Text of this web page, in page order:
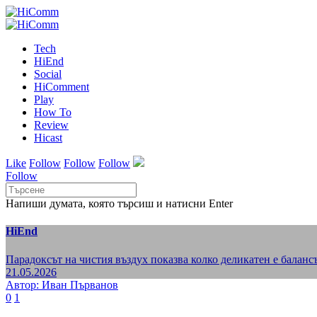
Tech
HiEnd
Social
HiComment
Play
How To
Review
Hicast
Like Follow Follow Follow
Follow
Напиши думата, която търсиш и натисни Enter
HiEnd
Парадоксът на чистия въздух показва колко деликатен е
21.05.2026
Автор: Иван Първанов
0 1